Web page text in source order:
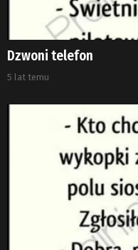
Dzwoni telefon
5 lat temu